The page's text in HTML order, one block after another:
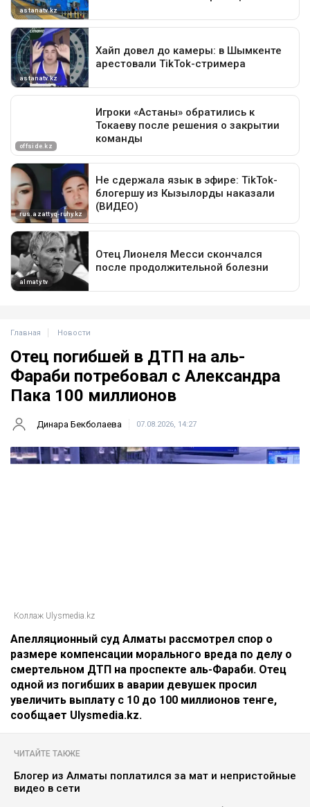
Главная Новости
Отец погибшей в ДТП на аль-
Фараби потребовал с Александра
Пака 100 миллионов
Динара Бекболаева 07.08.2026, 14:27
Коллаж Ulysmedia.kz
Апелляционный суд Алматы рассмотрел спор о
размере компенсации морального вреда по делу о
смертельном ДТП на проспекте аль-Фараби. Отец
одной из погибших в аварии девушек просил
увеличить выплату с 10 до 100 миллионов тенге,
сообщает Ulysmedia.kz.
ЧИТАЙТЕ ТАКЖЕ
Блогер из Алматы поплатился за мат и непристойные
видео в сети